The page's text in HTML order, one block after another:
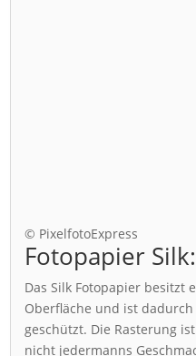
© PixelfotoExpress
Fotopapier Silk:
Das Silk Fotopapier besitzt
Oberfläche und ist
geschützt. Die Rasterung
nicht jedermanns